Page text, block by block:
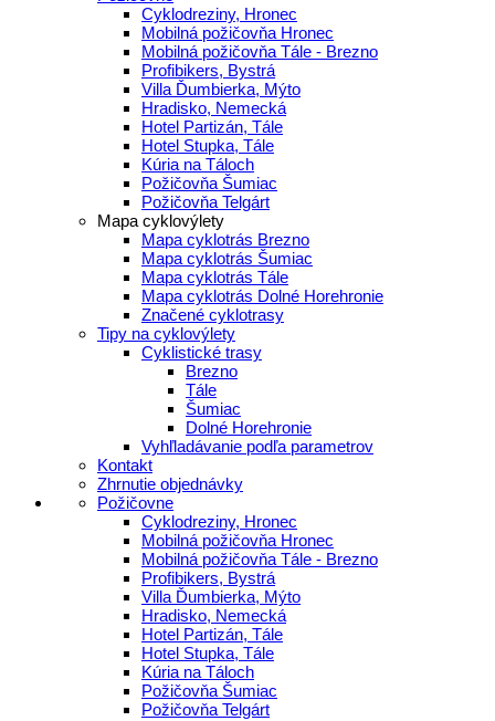
Cyklodreziny, Hronec
Mobilná požičovňa Hronec
Mobilná požičovňa Tále - Brezno
Profibikers, Bystrá
Villa Ďumbierka, Mýto
Hradisko, Nemecká
Hotel Partizán, Tále
Hotel Stupka, Tále
Kúria na Táloch
Požičovňa Šumiac
Požičovňa Telgárt
Mapa cyklovýlety
Mapa cyklotrás Brezno
Mapa cyklotrás Šumiac
Mapa cyklotrás Tále
Mapa cyklotrás Dolné Horehronie
Značené cyklotrasy
Tipy na cyklovýlety
Cyklistické trasy
Brezno
Tále
Šumiac
Dolné Horehronie
Vyhľladávanie podľa parametrov
Kontakt
Zhrnutie objednávky
Požičovne
Cyklodreziny, Hronec
Mobilná požičovňa Hronec
Mobilná požičovňa Tále - Brezno
Profibikers, Bystrá
Villa Ďumbierka, Mýto
Hradisko, Nemecká
Hotel Partizán, Tále
Hotel Stupka, Tále
Kúria na Táloch
Požičovňa Šumiac
Požičovňa Telgárt